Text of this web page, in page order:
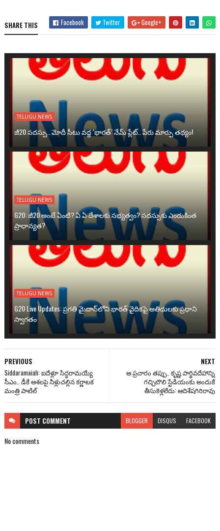
SHARE THIS Facebook Twitter Google+
TELUGU NEWS
జీ20 సదస్సు.. మోదీ సీటు వద్ద ‘భారత్’ నేమ్ ప్లేట్‌.. పేరు మార్పు తథ్యం!
TELUGU NEWS
G20: జీ20 అంటే ఏంటి? ఏ ఏ దేశాలకు సభ్యత్వం? సదస్సుకు ఎందుకింత
ప్రాధాన్యత?
TELUGU NEWS
G20 Live Updates: ప్రగతి మైదాన్‌లోని భారత్ వైదికపై అతిథులకు ప్రధాని
స్వాగతం
NEXT
ఆ ప్రచారం తప్పు.. కృష్ణ పార్థివదేహాన్ని
గచ్చిబౌలి స్టేడియంకు అందుకే
తీసుకెళ్లలేదు: ఆదిశేషగిరిరావు
PREVIOUS
Siddaramaiah: ఐదేళ్లూ సిద్ధరామయ్యే
సీఎం.. డీకే ఆశలపై నీళ్లుచల్లిన కర్ణాటక
మంత్రి పాటిల్
POST COMMENT BLOGGER DISQUS FACEBOOK
No comments